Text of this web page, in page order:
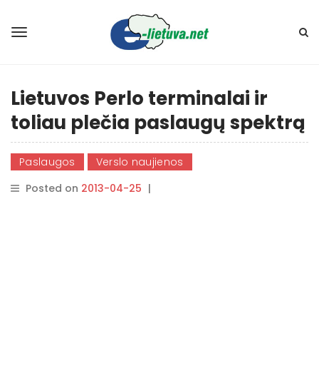
Lietuvos Perlo terminalai ir
toliau plečia paslaugų spektrą
Paslaugos
Verslo naujienos
Posted on 2013-04-25 |